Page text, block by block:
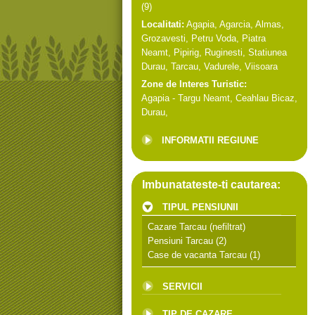
(9)
Localitati: Agapia, Agarcia, Almas,
Grozavesti, Petru Voda, Piatra
Neamt, Pipirig, Ruginesti, Statiunea
Durau, Tarcau, Vadurele, Viisoara
Zone de Interes Turistic:
Agapia - Targu Neamt, Ceahlau Bicaz,
Durau,
INFORMATII REGIUNE
Imbunatateste-ti cautarea:
TIPUL PENSIUNII
Cazare Tarcau (nefiltrat)
Pensiuni Tarcau (2)
Case de vacanta Tarcau (1)
SERVICII